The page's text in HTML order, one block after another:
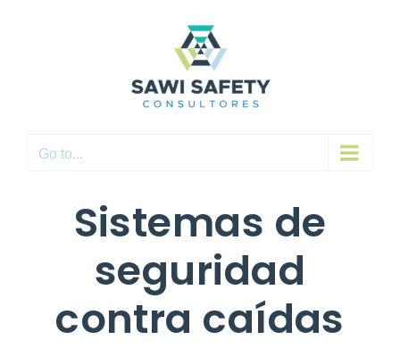
Go to...
Sistemas de
seguridad
contra caídas